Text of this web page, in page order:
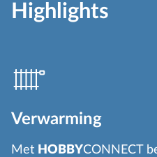
Highlights
Verwarming
Met HOBBYCONNECT